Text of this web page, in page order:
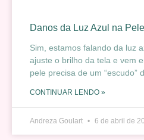
Danos da Luz Azul na Pele
Sim, estamos falando da luz
ajuste o brilho da tela e vem
pele precisa de um “escudo”
CONTINUAR LENDO »
Andreza Goulart 6 de abril de